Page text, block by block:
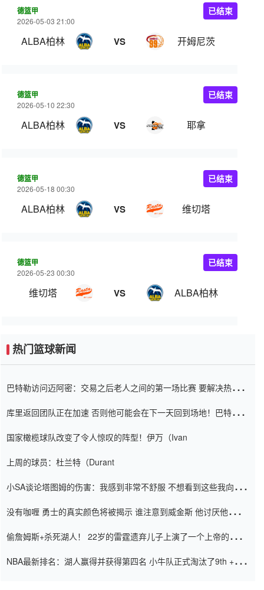
德篮甲
2026-05-03 21:00
ALBA柏林 VS 开姆尼茨
已结束
德篮甲
2026-05-10 22:30
ALBA柏林 VS 耶拿
已结束
德篮甲
2026-05-18 00:30
ALBA柏林 VS 维切塔
已结束
德篮甲
2026-05-23 00:30
维切塔 VS ALBA柏林
已结束
热门篮球新闻
巴特勒访问迈阿密：交易之后老人之间的第一场比赛 要解决热情的
库里返回团队正在加速 否则他可能会在下一天回到场地！巴特勒迈
国家橄榄球队改变了令人惊叹的阵型！伊万（Ivan
上周的球员：杜兰特（Durant
小SA谈论塔图姆的伤害：我感到非常不舒服 不想看到这些我向他
没有咖喱 勇士的真实颜色将被揭示 谁注意到威金斯 他讨厌他的老
偷詹姆斯+杀死湖人！ 22岁的雷霆遗弃儿子上演了一个上帝的剧
NBA最新排名：湖人赢得并获得第四名 小牛队正式淘汰了9th + 76